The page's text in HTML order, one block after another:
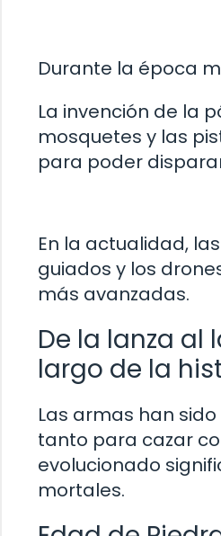
Durante la época
La invención de la
mosquetes y las
para poder
En la actualidad,
guiados y los
más avanzadas.
De la lanza al
largo de la
Las armas han
tanto para cazar
evolucionado
mortales.